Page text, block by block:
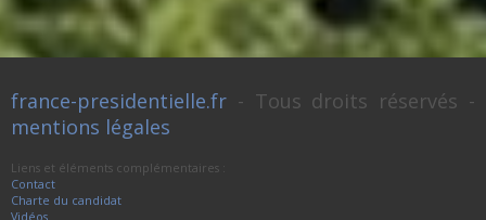
france-presidentielle.fr - Tous droits réservés -
mentions légales
Liens et éléments complémentaires :
Contact
Charte du candidat
Vidéos